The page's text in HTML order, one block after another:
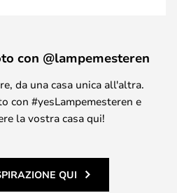
con @lampemesteren
da una casa unica all'altra.
con #yesLampemesteren e
la vostra casa qui!
QUI